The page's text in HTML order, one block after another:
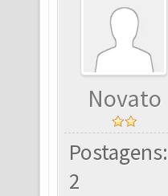
Novato
Postagens:
2